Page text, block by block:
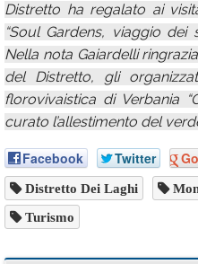
Distretto ha regalato ai
“Soul Gardens, viaggio dei
Nella nota Gaiardelli
del Distretto, gli
florovivaistica di Verbania
curato l’allestimento del
Facebook Twitter
Distretto Dei Laghi
Turismo